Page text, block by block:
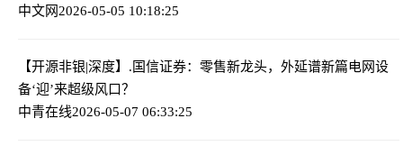
中文网2026-05-05 10:18:25
【开源非银|深度】.国信证券：零售新龙头，外延谱新篇电网设
备‘迎’来超级风口？
中青在线2026-05-07 06:33:25